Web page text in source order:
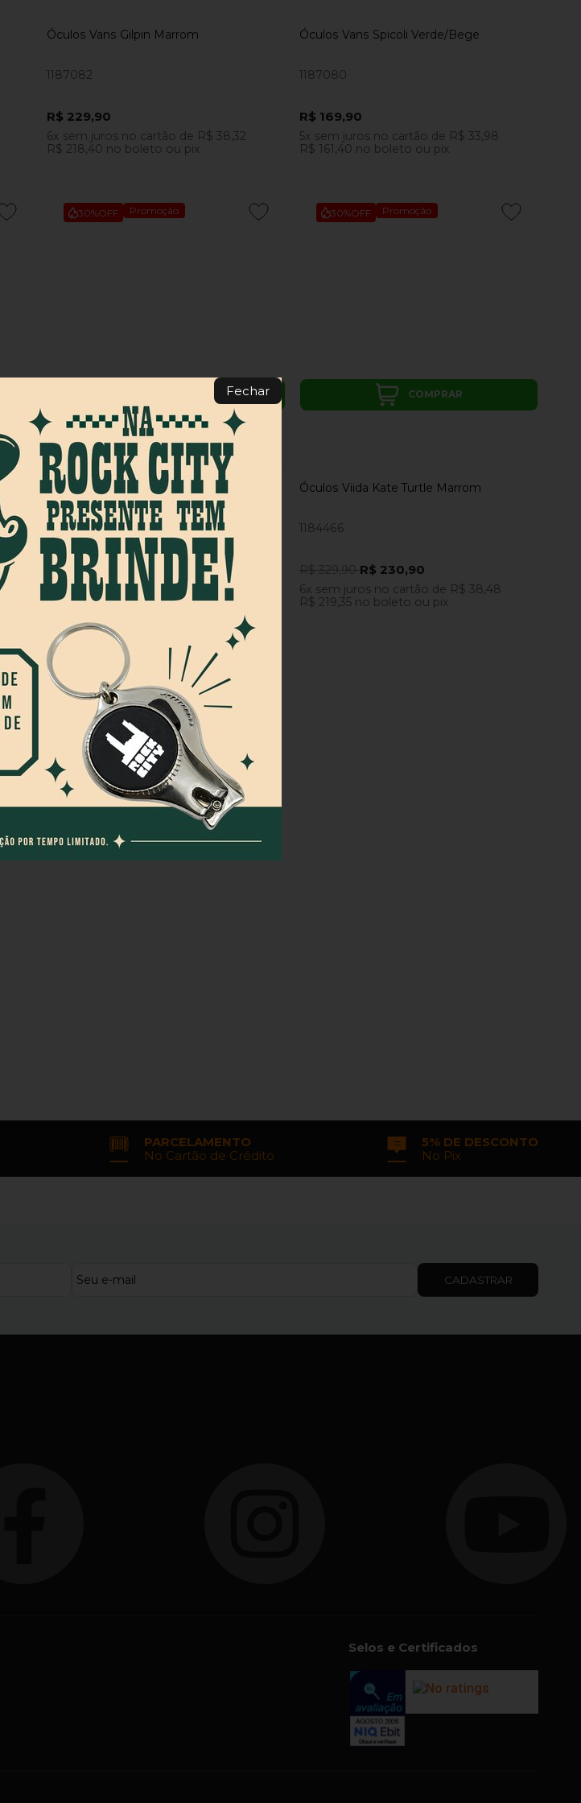
Óculos Vans Gilpin Marrom
1187082
R$ 229,90
6x sem juros no cartão de R$ 38,32
R$ 218,40 no boleto ou pix
Óculos Vans Spicoli Verde/Bege
1187080
R$ 169,90
5x sem juros no cartão de R$ 33,98
R$ 161,40 no boleto ou pix
30%OFF Promoção
Óculos Viida Jobiel Fire Cinza/Laranja
1184467
R$ 399,90 R$ 279,90
6x sem juros no cartão de
R$ 46,65
R$ 265,90no boleto ou pix
30%OFF Promoção
Óculos Viida Kate Turtle Marrom
1184466
R$ 329,90R$ 230,90
6x sem juros no cartão de R$ 38,48
R$ 219,35 no boleto ou pix
COMPRAR
PARCELAMENTO
No Cartão de Crédito
5% DE DESCONTO
No Pix
CADASTRAR
Selos e Certificados
Fechar